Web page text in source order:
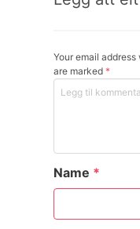
Your email
are marked *
Name *